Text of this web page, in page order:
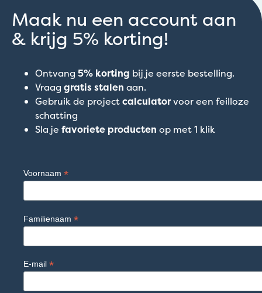
Maak nu een account aan
& krijg 5% korting!
Ontvang 5% korting bij je eerste bestelling.
Vraag gratis stalen aan.
Gebruik de projectcalculatorvoor een feilloze
schatting
Sla je favoriete producten op met 1 klik
Voornaam *
Familienaam *
E-mail *